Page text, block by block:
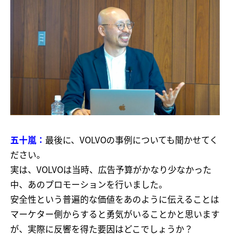
五十嵐： 最後に、VOLVOの事例についても聞かせてく
ださい。
実は、VOLVOは当時、広告予算がかなり少なかった
中、あのプロモーションを行いました。
安全性という普遍的な価値をあのように伝えることは
マーケター側からすると勇気がいることかと思います
が、実際に反響を得た要因はどこでしょうか？